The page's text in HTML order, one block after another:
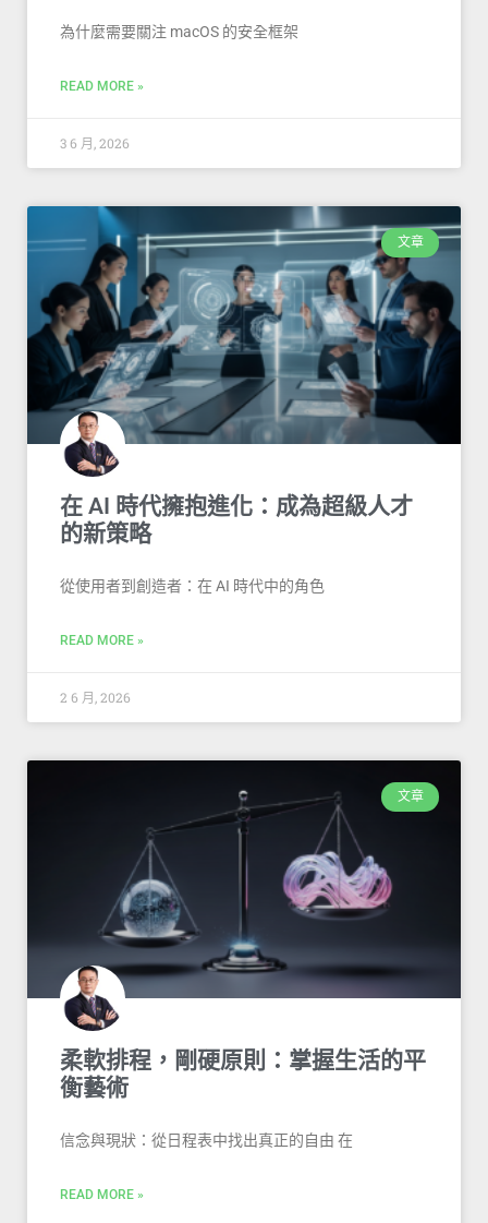
為什麼需要關注 macOS 的安全框架
READ MORE »
3 6 月, 2026
文章
在 AI 時代擁抱進化：成為超級人才
的新策略
從使用者到創造者：在 AI 時代中的角色
READ MORE »
2 6 月, 2026
文章
柔軟排程，剛硬原則：掌握生活的平
衡藝術
信念與現狀：從日程表中找出真正的自由 在
READ MORE »